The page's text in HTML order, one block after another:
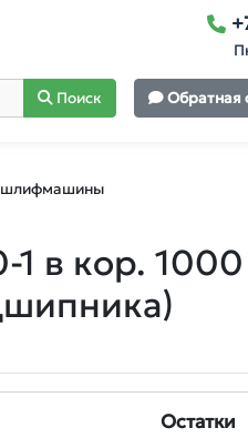
Поиск Обратная
в кор. 1000
Остатки